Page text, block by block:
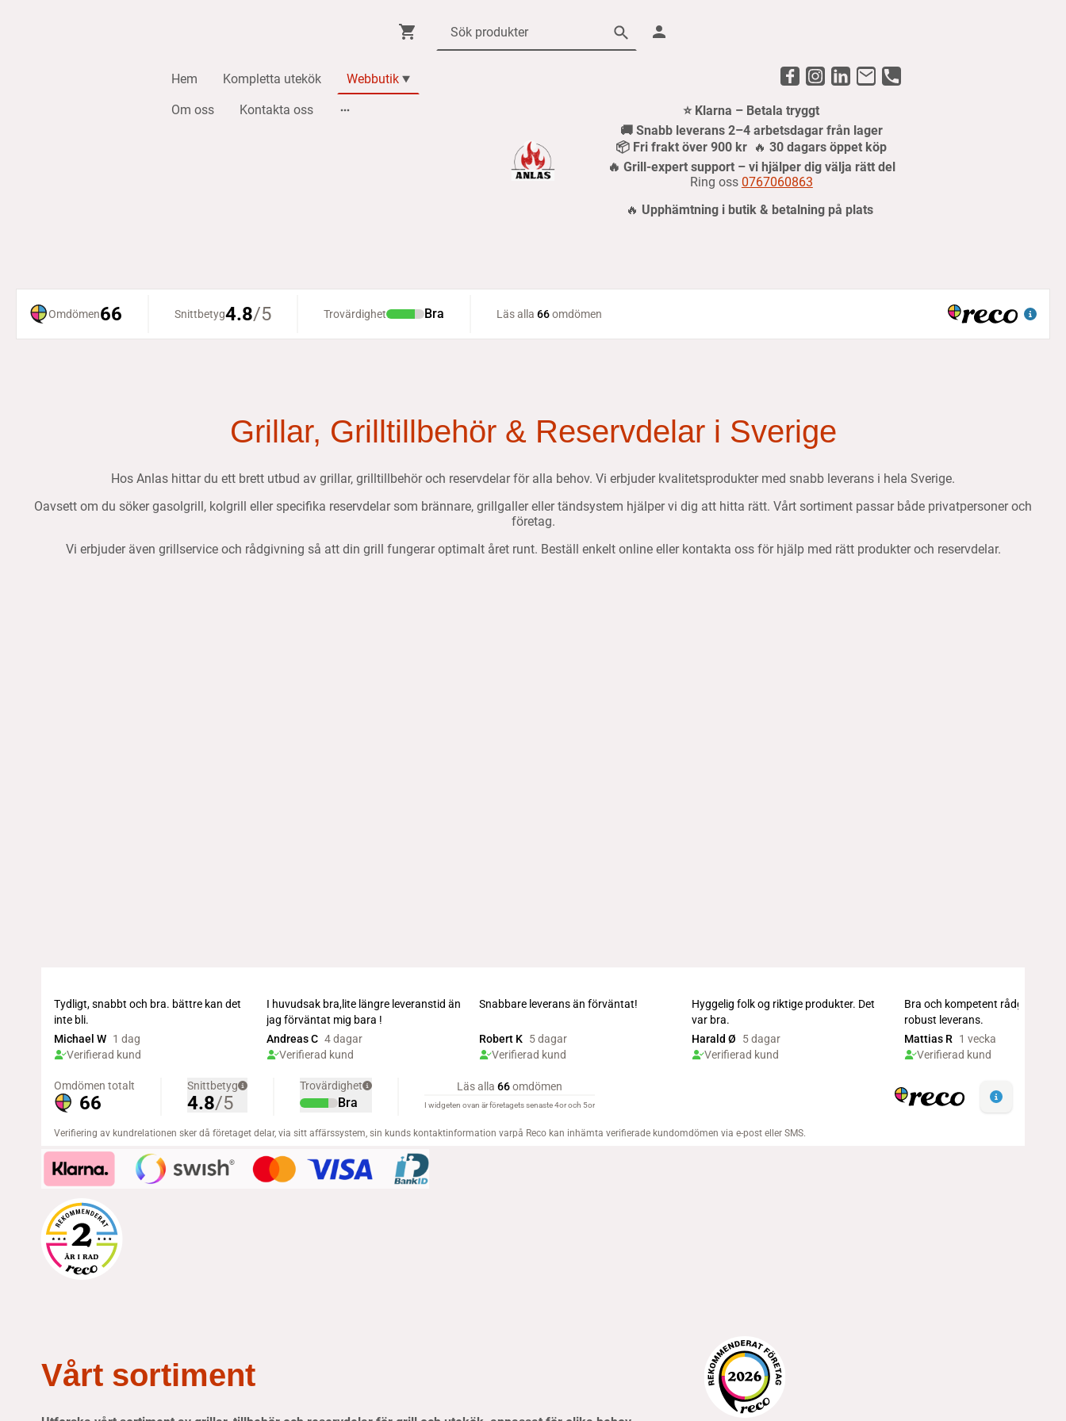
Hem Kompletta utekök Webbutik
Om oss Kontakta oss
⭐ Klarna – Betala tryggt
🚚 Snabb leverans 2–4 arbetsdagar från lager
📦 Fri frakt över 900 kr 🔥30 dagars öppet köp
🔥 Grill-expert support – vi hjälper dig välja rätt del
Ring oss 0767060863
🔥 Upphämtning i butik & betalning på plats
Grillar, Grilltillbehör & Reservdelar i Sverige
Hos Anlas hittar du ett brett utbud av grillar, grilltillbehör och reservdelar för alla behov. Vi erbjuder kvalitetsprodukter med snabb leverans i hela Sverige.
Oavsett om du söker gasolgrill, kolgrill eller specifika reservdelar som brännare, grillgaller eller tändsystem hjälper vi dig att hitta rätt. Vårt sortiment passar både privatpersoner och
företag.
Vi erbjuder även grillservice och rådgivning så att din grill fungerar optimalt året runt. Beställ enkelt online eller kontakta oss för hjälp med rätt produkter och reservdelar.
Vårt sortiment